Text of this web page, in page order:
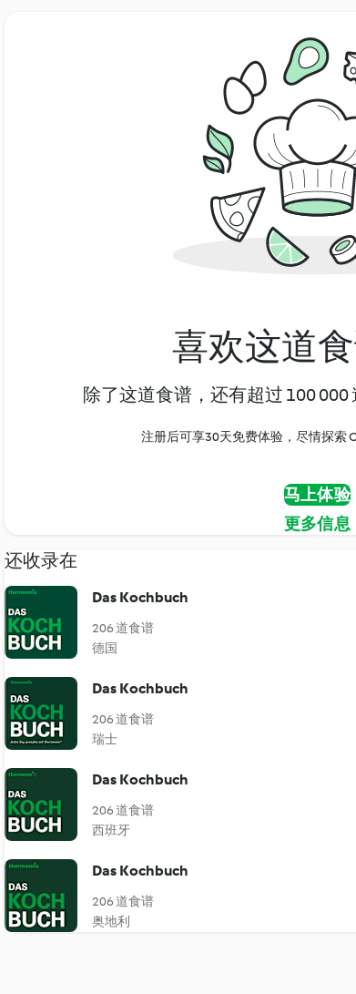
喜欢这道
除了这道食谱，还有超过 100 000
注册后可享30天免费体验，尽情探索
马上体验
更多信息
还收录在
Das Kochbuch
206 道食谱
德国
Das Kochbuch
206 道食谱
瑞士
Das Kochbuch
206 道食谱
西班牙
Das Kochbuch
206 道食谱
奥地利